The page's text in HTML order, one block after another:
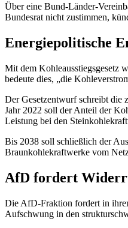
Über eine Bund-Länder-
Bundesrat nicht zustimmen,
Energiepolitische
Mit dem Kohleausstiegsgesetz
bedeute dies, „die
Der Gesetzentwurf schreibt die
Jahr 2022 soll der Anteil der
Leistung bei den
Bis 2038 soll schließlich der
Braunkohlekraftwerke vom
AfD fordert
Die AfD-Fraktion fordert in
Aufschwung in den